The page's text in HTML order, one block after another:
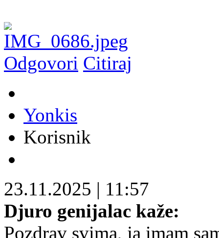
Odgovori Citiraj
Yonkis
Korisnik
23.11.2025 | 11:57
Djuro genijalac kaže:
Pozdrav svima, ja imam